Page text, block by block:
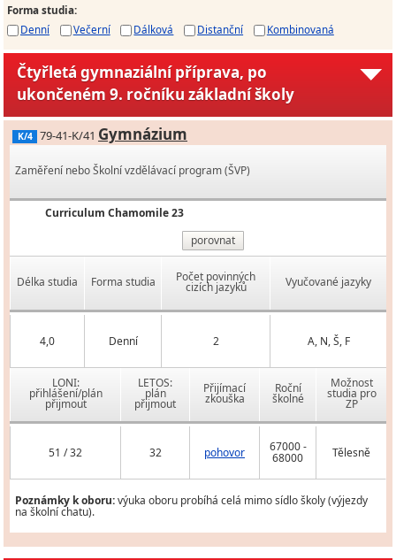
Forma studia:
Denní
Večerní Dálková Distanční Kombinovaná
Čtyřletá gymnaziální příprava, po
ukončeném 9. ročníku základní školy
K/4 79-41-K/41 Gymnázium
Zaměření nebo Školní vzdělávací program (ŠVP)
Curriculum Chamomile 23
porovnat
Délka studia Forma studia Počet povinných
cizích jazyků Vyučované jazyky
4,0 Denní 2 A, N, Š, F
LONI:
přihlášení/plán
přijmout
LETOS:
plán
přijmout
Přijímací
zkouška
Roční
školné
Možnost
studia pro
ZP
51 / 32 32 pohovor 67000 -
68000 Tělesně
Poznámky k oboru:výuka oboru probíhá celá mimo sídlo školy (výjezdy
na školní chatu).